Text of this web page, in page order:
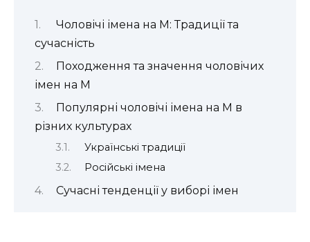
Чоловічі імена на М: Традиції та
сучасність
Походження та значення чоловічих
імен на М
Популярні чоловічі імена на М в
різних культурах
Українські традиції
Російські імена
Сучасні тенденції у виборі імен